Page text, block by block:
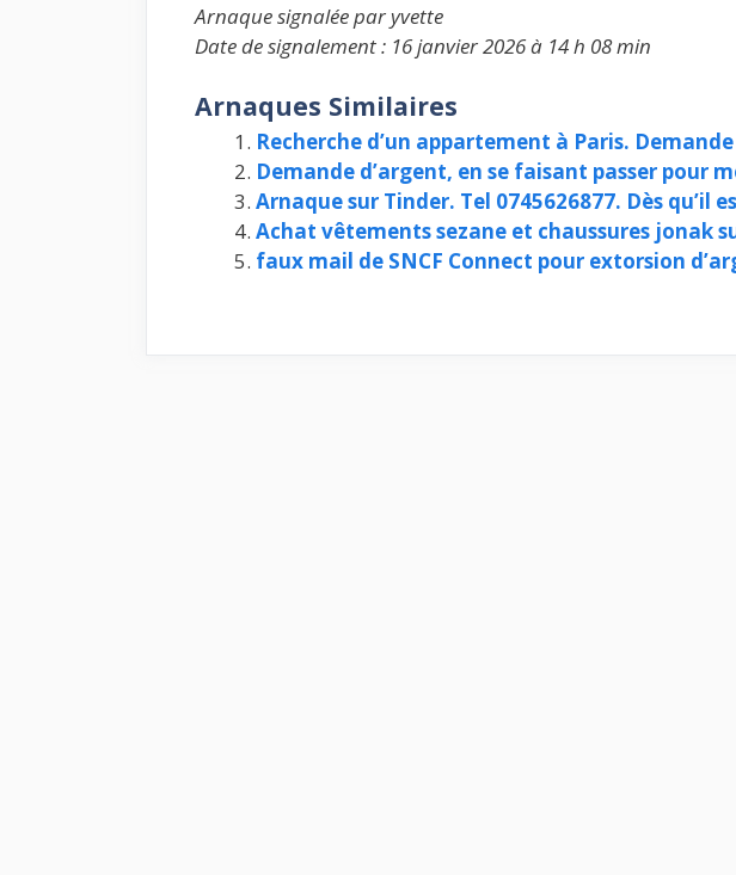
Arnaque signalée par yvette
Date de signalement : 16 janvier 2026 à 14 h 08 min
Arnaques Similaires
Recherche d’un appartement à Paris.
Demande d’argent, en se faisant passer pour
Arnaque sur Tinder. Tel 0745626877. Dès qu’il
Achat vêtements sezane et chaussures jonak
faux mail de SNCF Connect pour extorsion